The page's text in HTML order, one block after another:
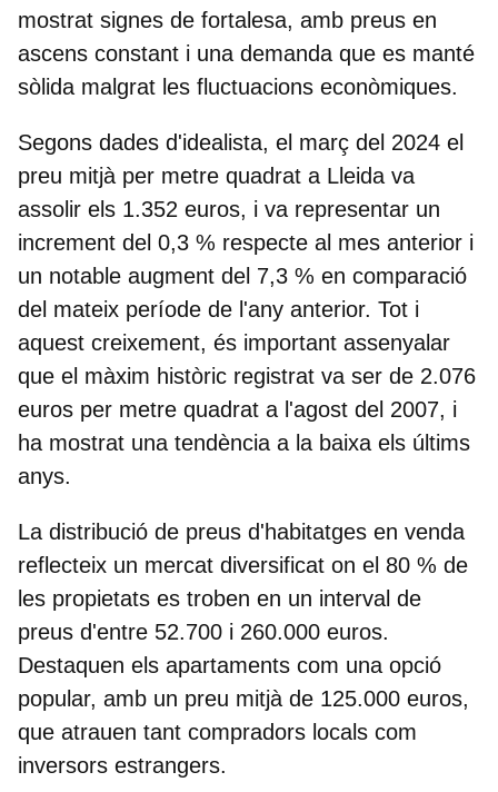
mostrat signes de fortalesa, amb preus en
ascens constant i una demanda que es manté
sòlida malgrat les fluctuacions econòmiques.
Segons dades d'idealista, el març del 2024 el
preu mitjà per metre quadrat a Lleida va
assolir els 1.352 euros, i va representar un
increment del 0,3 % respecte al mes anterior i
un notable augment del 7,3 % en comparació
del mateix període de l'any anterior. Tot i
aquest creixement, és important assenyalar
que el màxim històric registrat va ser de 2.076
euros per metre quadrat a l'agost del 2007, i
ha mostrat una tendència a la baixa els últims
anys.
La distribució de preus d'habitatges en venda
reflecteix un mercat diversificat on el 80 % de
les propietats es troben en un interval de
preus d'entre 52.700 i 260.000 euros.
Destaquen els apartaments com una opció
popular, amb un preu mitjà de 125.000 euros,
que atrauen tant compradors locals com
inversors estrangers.